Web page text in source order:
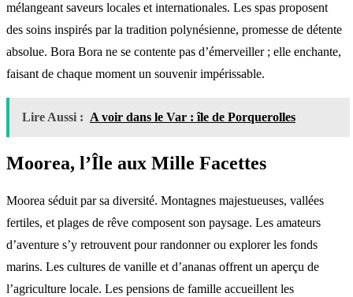
mélangeant saveurs locales et internationales. Les spas proposent
des soins inspirés par la tradition polynésienne, promesse de détente
absolue. Bora Bora ne se contente pas d’émerveiller ; elle enchante,
faisant de chaque moment un souvenir impérissable.
Lire Aussi : A voir dans le Var : île de Porquerolles
Moorea, l’Île aux Mille Facettes
Moorea séduit par sa diversité. Montagnes majestueuses, vallées
fertiles, et plages de rêve composent son paysage. Les amateurs
d’aventure s’y retrouvent pour randonner ou explorer les fonds
marins. Les cultures de vanille et d’ananas offrent un aperçu de
l’agriculture locale. Les pensions de famille accueillent les